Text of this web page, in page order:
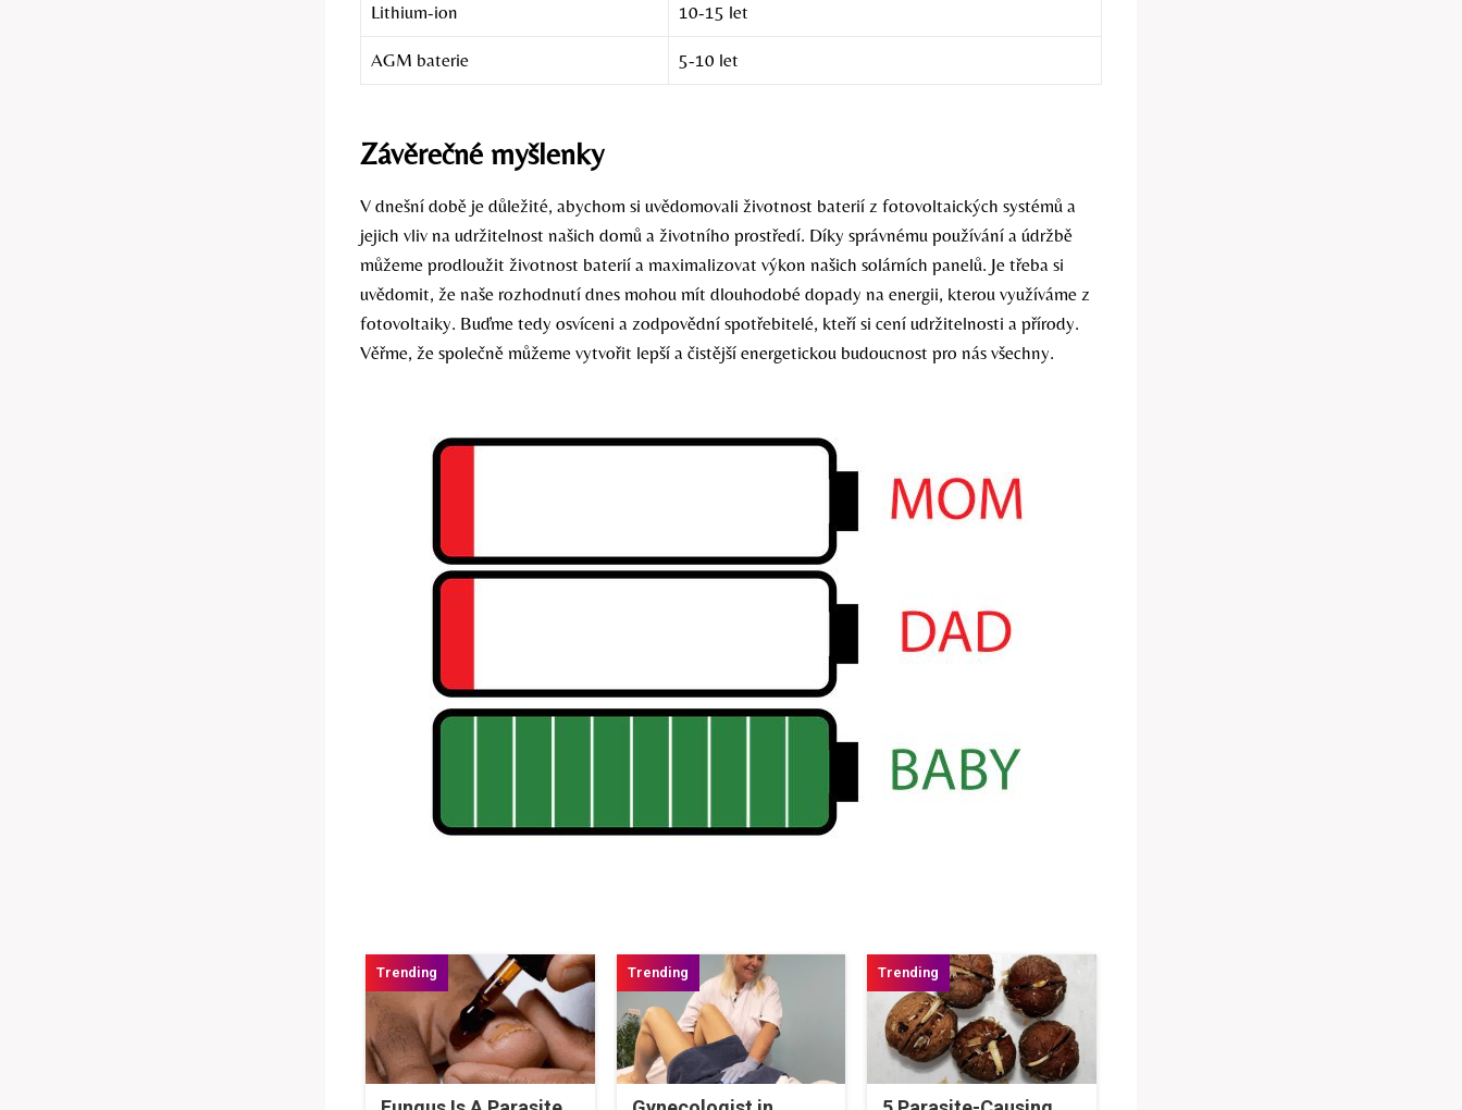
Lithium-ion 10-15 let
AGM baterie 5-10 let
Závěrečné myšlenky
V dnešní době je důležité, abychom si uvědomovali životnost baterií z fotovoltaických systémů a
jejich vliv na udržitelnost našich domů a životního prostředí. Díky správnému používání a údržbě
můžeme prodloužit životnost baterií a maximalizovat výkon našich solárních panelů. Je třeba si
uvědomit, že naše rozhodnutí dnes mohou mít dlouhodobé dopady na energii, kterou využíváme z
fotovoltaiky. Buďme tedy osvíceni a zodpovědní spotřebitelé, kteří si cení udržitelnosti a přírody.
Věřme, že společně můžeme vytvořit lepší a čistější energetickou budoucnost pro nás všechny.